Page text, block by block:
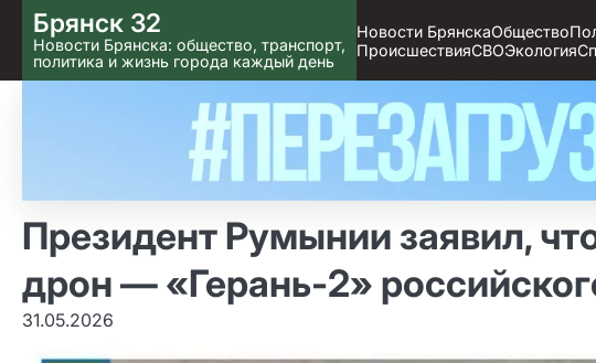
Skip
to content
Брянск 32
Новости Брянска: общество, транспорт,
политика и жизнь города каждый день
Новости БрянскаОбщество
ПроисшествияСВОЭкология
Президент Румынии заявил,
дрон — «Герань‑2»
31.05.2026